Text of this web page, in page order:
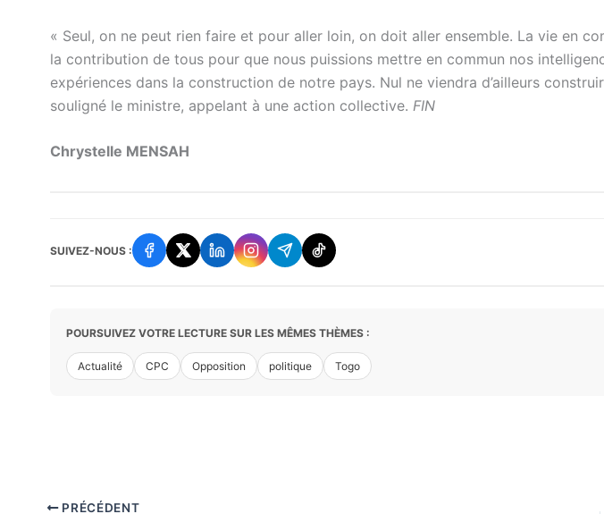
« Seul, on ne peut rien faire et pour aller loin, on doit aller ensemble. La vie en
la contribution de tous pour que nous puissions mettre en commun nos
expériences dans la construction de notre pays. Nul ne viendra d’ailleurs
souligné le ministre, appelant à une action collective. FIN
Chrystelle MENSAH
SUIVEZ-NOUS :
POURSUIVEZ VOTRE LECTURE SUR LES MÊMES THÈMES :
Actualité CPC Opposition politique Togo
PRÉCÉDENT